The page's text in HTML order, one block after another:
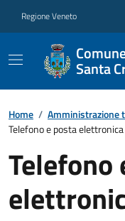
Regione Veneto
Santa
Home / Amministrazione
Telefono e posta elettronica
Telefono